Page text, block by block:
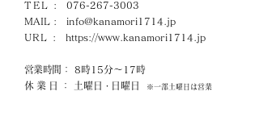
TEL :076-267-3003
MAIL : info@kanamori1714.jp
URL : https://www.kanamori1714.jp
営業時間 ： 8時15分～17時
休業日
： 土曜日 ・ 日曜日 ※一部土曜日は営業